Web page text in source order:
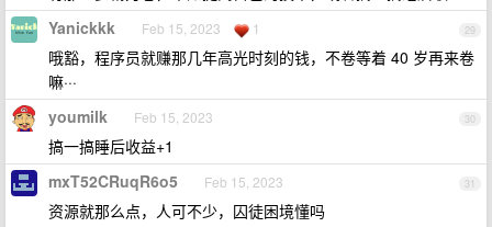
29
Yanickkk Feb 15, 2023 1
哦豁，程序员就赚那几年高光时刻的钱，不卷等着 40 岁再来卷
嘛···
30
youmilk Feb 15, 2023
搞一搞睡后收益+1
31
mxT52CRuqR6o5 Feb 15, 2023
资源就那么点，人可不少，囚徒困境懂吗